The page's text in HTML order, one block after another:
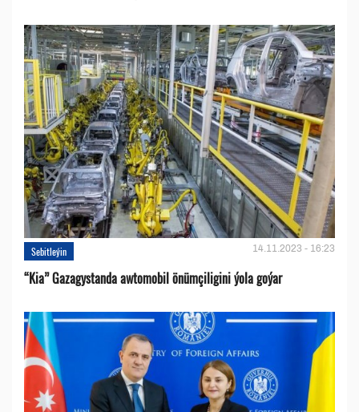
Sebitleýin 14.11.2023 - 16:23
“Kia” Gazagystanda awtomobil önümçiligini ýola goýar